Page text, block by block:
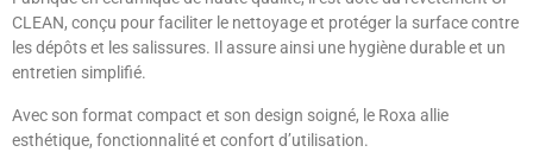
CLEAN, conçu pour faciliter le nettoyage et protéger la surface contre
les dépôts et les salissures. Il assure ainsi une hygiène durable et un
entretien simplifié.
Avec son format compact et son design soigné, le Roxa allie
esthétique, fonctionnalité et confort d’utilisation.